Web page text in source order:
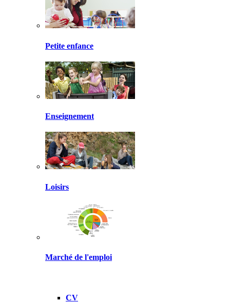
Petite enfance
Enseignement
Loisirs
Marché de l'emploi
CV